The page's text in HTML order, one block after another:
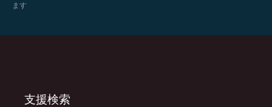
ます
支援検索